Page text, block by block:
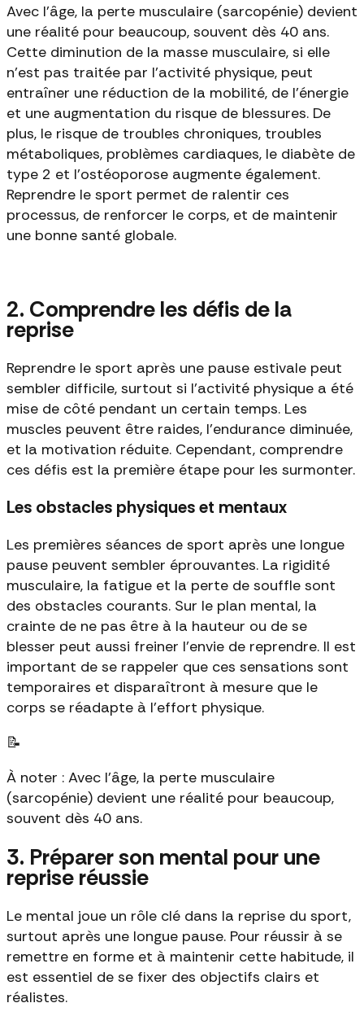
Avec l'âge, la perte musculaire (sarcopénie) devient
une réalité pour beaucoup, souvent dès 40 ans.
Cette diminution de la masse musculaire, si elle
n'est pas traitée par l'activité physique, peut
entraîner une réduction de la mobilité, de l'énergie
et une augmentation du risque de blessures. De
plus, le risque de troubles chroniques, troubles
métaboliques, problèmes cardiaques, le diabète de
type 2 et l'ostéoporose augmente également.
Reprendre le sport permet de ralentir ces
processus, de renforcer le corps, et de maintenir
une bonne santé globale.
2. Comprendre les défis de la
reprise
Reprendre le sport après une pause estivale peut
sembler difficile, surtout si l’activité physique a été
mise de côté pendant un certain temps. Les
muscles peuvent être raides, l’endurance diminuée,
et la motivation réduite. Cependant, comprendre
ces défis est la première étape pour les surmonter.
Les obstacles physiques et mentaux
Les premières séances de sport après une longue
pause peuvent sembler éprouvantes. La rigidité
musculaire, la fatigue et la perte de souffle sont
des obstacles courants. Sur le plan mental, la
crainte de ne pas être à la hauteur ou de se
blesser peut aussi freiner l’envie de reprendre. Il est
important de se rappeler que ces sensations sont
temporaires et disparaîtront à mesure que le
corps se réadapte à l’effort physique.
📝
À noter : Avec l'âge, la perte musculaire
(sarcopénie) devient une réalité pour beaucoup,
souvent dès 40 ans.
3. Préparer son mental pour une
reprise réussie
Le mental joue un rôle clé dans la reprise du sport,
surtout après une longue pause. Pour réussir à se
remettre en forme et à maintenir cette habitude, il
est essentiel de se fixer des objectifs clairs et
réalistes.